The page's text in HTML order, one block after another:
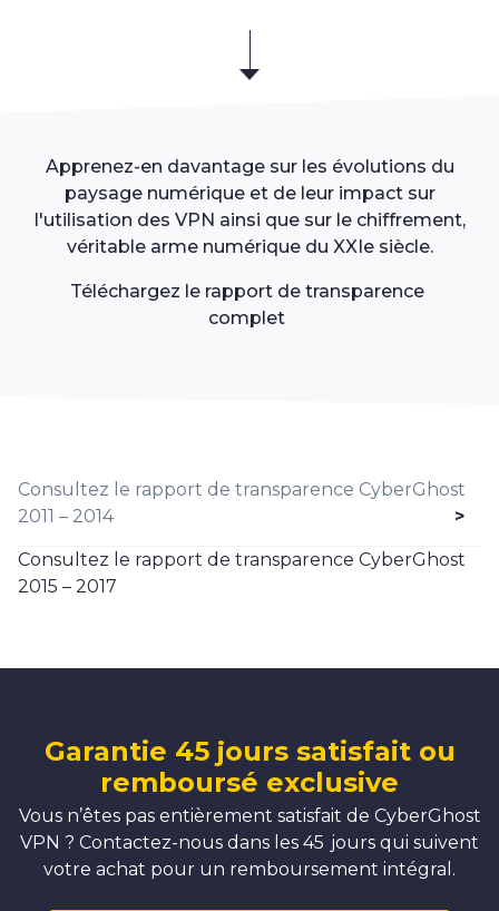
Apprenez-en davantage sur les évolutions du
paysage numérique et de leur impact sur
l'utilisation des VPN ainsi que sur le chiffrement,
véritable arme numérique du XXIe siècle.
Téléchargez le rapport de transparence
complet
Consultez le rapport de transparence CyberGhost
2011 – 2014
Consultez le rapport de transparence CyberGhost
2015 – 2017
Garantie 45 jours satisfait ou
remboursé exclusive
Vous n’êtes pas entièrement satisfait de CyberGhost
VPN ? Contactez-nous dans les 45 jours qui suivent
votre achat pour un remboursement intégral.